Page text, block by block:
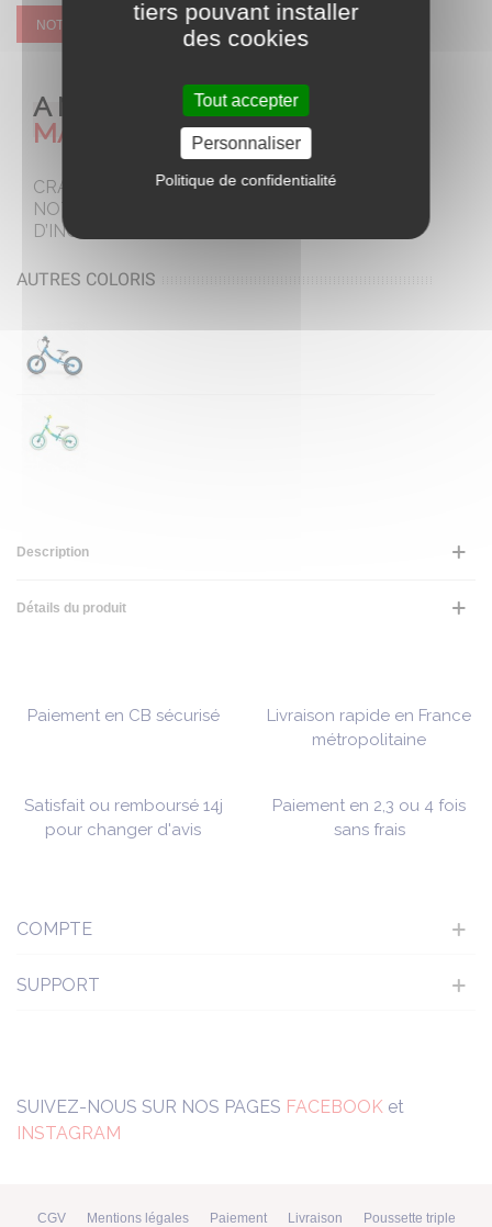
NOTIFIEZ MOI QUAND CE SERA DISPONIBLE
A NE PAS
MANQUER
CRAQUEZ POUR
NOTRE SELECTION
D’INCONTOURNABLES
AUTRES COLORIS
Description
Détails du produit
Paiement en CB sécurisé
Livraison rapide en France
métropolitaine
Satisfait ou remboursé 14j
pour changer d'avis
Paiement en 2,3 ou 4 fois
sans frais
SUIVEZ-NOUS SUR NOS PAGES FACEBOOK et
INSTAGRAM
COMPTE
SUPPORT
CGV Mentions légales Paiement Livraison Poussette triple
tiers pouvant installer
des cookies
Tout accepter
Personnaliser
Politique de confidentialité